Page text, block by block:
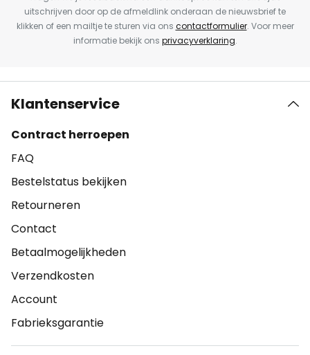
uitschrijven door op de afmeldlink onderaan de nieuwsbrief te
klikken of een mailtje te sturen via ons contactformulier. Voor meer
informatie bekijk ons privacyverklaring.
Klantenservice
Contract herroepen
FAQ
Bestelstatus bekijken
Retourneren
Contact
Betaalmogelijkheden
Verzendkosten
Account
Fabrieksgarantie